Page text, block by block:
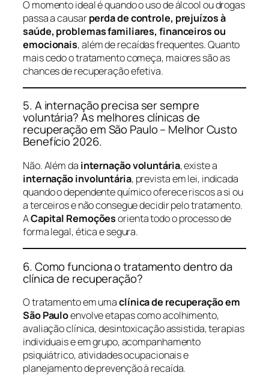
O momento ideal é quando o uso de álcool ou drogas
passa a causarperda de controle, prejuízos à
saúde, problemas familiares, financeiros ou
emocionais, além de recaídas frequentes. Quanto
mais cedo o tratamento começa, maiores são as
chances de recuperação efetiva.
5. A internação precisa ser sempre
voluntária? As melhores clínicas de
recuperação em São Paulo – Melhor Custo
Benefício 2026.
Não. Além da internação voluntária, existe a
internação involuntária, prevista em lei, indicada
quando o dependente químico oferece riscos a si ou
a terceiros e não consegue decidir pelo tratamento.
ACapital Remoçõesorienta todo o processo de
forma legal, ética e segura.
6. Como funciona o tratamento dentro da
clínica de recuperação?
O tratamento em umaclínica de recuperação em
São Pauloenvolve etapas como acolhimento,
avaliação clínica, desintoxicação assistida, terapias
individuais e em grupo, acompanhamento
psiquiátrico, atividades ocupacionais e
planejamento de prevenção à recaída.